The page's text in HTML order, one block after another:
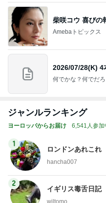
柴咲コウ 喜びの
Amebaトピックス
2026/07/28(K) 4
何でかな？何でだろ
ジャンルランキング
ヨーロッパからお届け 6,541人参加
1
ロンドンあれこれ
hancha007
2
イギリス毒舌日記
wiltomo